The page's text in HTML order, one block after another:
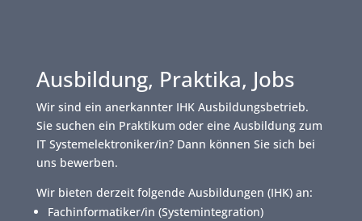
Ausbildung, Praktika, Jobs
Wir sind ein anerkannter IHK Ausbildungsbetrieb.
Sie suchen ein Praktikum oder eine Ausbildung zum
IT Systemelektroniker/in? Dann können Sie sich bei
uns bewerben.
Wir bieten derzeit folgende Ausbildungen (IHK) an:
Fachinformatiker/in (Systemintegration)